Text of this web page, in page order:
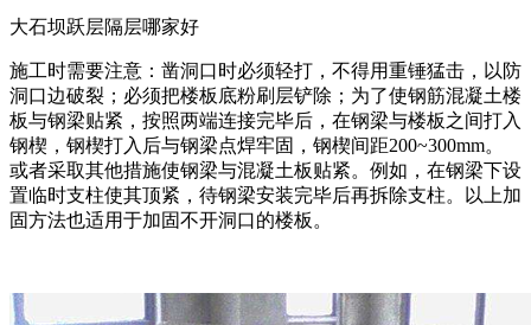
大石坝跃层隔层哪家好
施工时需要注意：凿洞口时必须轻打，不得用重锤猛击，以防
洞口边破裂；必须把楼板底粉刷层铲除；为了使钢筋混凝土楼
板与钢梁贴紧，按照两端连接完毕后，在钢梁与楼板之间打入
钢楔，钢楔打入后与钢梁点焊牢固，钢楔间距200~300mm。
或者采取其他措施使钢梁与混凝土板贴紧。例如，在钢梁下设
置临时支柱使其顶紧，待钢梁安装完毕后再拆除支柱。以上加
固方法也适用于加固不开洞口的楼板。